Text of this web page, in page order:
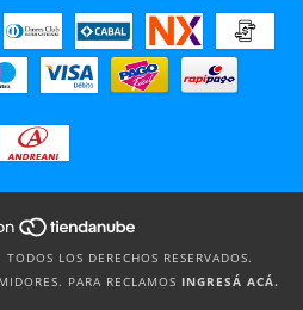
LOS DERECHOS RESERVADOS.
PARA RECLAMOS INGRESÁ ACÁ.